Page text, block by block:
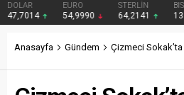
DOLAR
47,7014
EURO
54,9990
STERLİN
64,2141
Anasayfa Gündem Çizmeci